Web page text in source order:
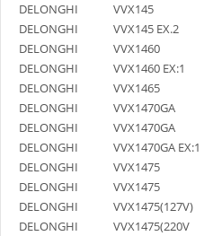
DELONGHI
VVX145
DELONGHI
VVX145 EX.2
DELONGHI
VVX1460
DELONGHI
VVX1460 EX:1
DELONGHI
VVX1465
DELONGHI
VVX1470GA
DELONGHI
VVX1470GA
DELONGHI
VVX1470GA EX:1
DELONGHI
VVX1475
DELONGHI
VVX1475
DELONGHI
VVX1475(127V)
DELONGHI
VVX1475(220V